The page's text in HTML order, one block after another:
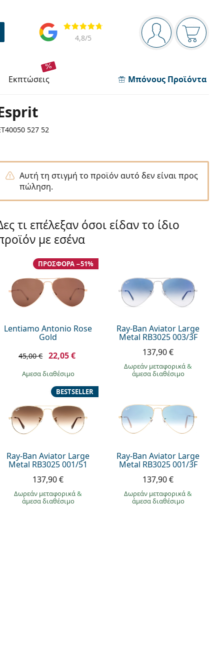
Πίνακας πλοήγησης
Είστε
Το
Αξιολογήσεις
4,8/5
εκπτώσεις Μπόνους Προϊόντα
527 52
Αυτή τη στιγμή το προϊόν αυτό δεν είναι προς
πώληση.
τι επέλεξαν όσοι είδαν το ίδιο
με εσένα
Lentiamo Antonio Rose
Gold
ΠΡΟΣΦΟΡΆ −51%
45,00 € 22,05 €
άμεσα διαθέσιμο
Ray-Ban Aviator Large
Metal RB3025 003/3F
137,90 €
Δωρεάν μεταφορικά&
άμεσα διαθέσιμο
Ray-Ban Aviator Large
Metal RB3025 001/51
BESTSELLER
137,90 €
Δωρεάν μεταφορικά&
άμεσα διαθέσιμο
Ray-Ban Aviator Large
Metal RB3025 001/3F
137,90 €
Δωρεάν μεταφορικά&
άμεσα διαθέσιμο